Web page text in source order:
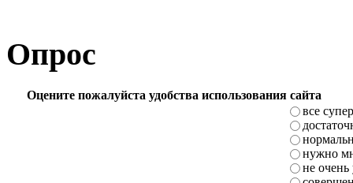
Опрос
Оцените пожалуйста удобства использования сайта
все супер
нужно
не очень